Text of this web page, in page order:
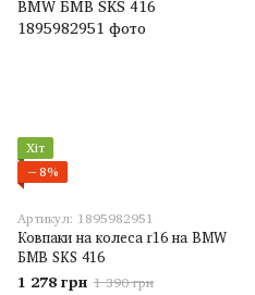
Хіт
−8%
Артикул: 1895982951
Ковпаки на колеса r16 на BMW
БМВ SKS 416
1 278 грн 1 390 грн